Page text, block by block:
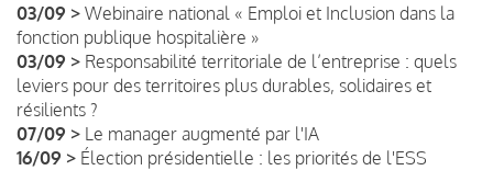
03/09 > Webinaire national « Emploi et Inclusion dans la
fonction publique hospitalière »
03/09 > Responsabilité territoriale de l’entreprise : quels
leviers pour des territoires plus durables, solidaires et
résilients ?
07/09 > Le manager augmenté par l'IA
16/09 > Élection présidentielle : les priorités de l'ESS